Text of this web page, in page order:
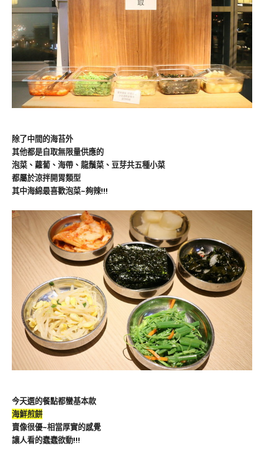
除了中間的海苔外
其他都是自取無限量供應的
泡菜、蘿蔔、海帶、龍鬚菜、豆芽共五種小菜
都屬於涼拌開胃類型
其中海綿最喜歡泡菜~夠辣!!!
今天選的餐點都蠻基本款
海鮮煎餅
賣像很優~相當厚實的感覺
讓人看的蠢蠢欲動!!!